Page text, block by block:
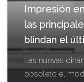
Impresión
las
blindan el
Las nuevas
obsoleto el